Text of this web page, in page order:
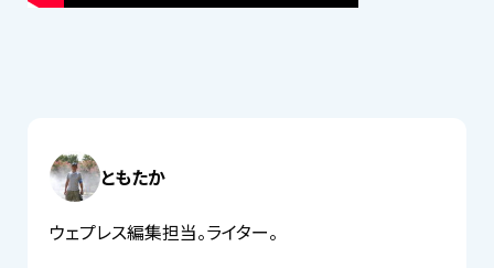
ともたか
ウェプレス編集担当。ライター。